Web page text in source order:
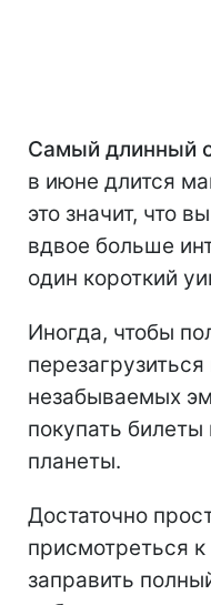
Самый длинный
в июне длится
это значит, что
вдвое больше
один короткий
Иногда, чтобы
незабываемых
покупать
планеты.
Достаточно
присмотреться
заправить